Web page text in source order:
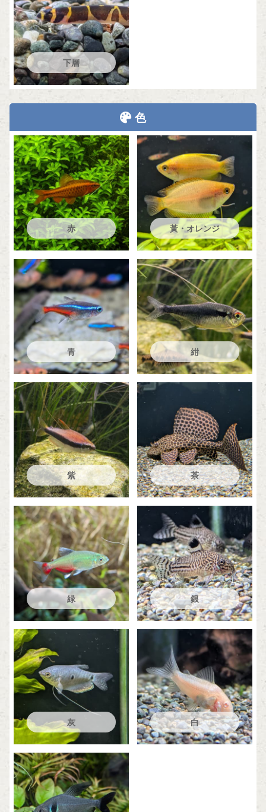
下層
色
赤 黃・オレンジ
青 紺
紫 茶
緑 銀
灰 白